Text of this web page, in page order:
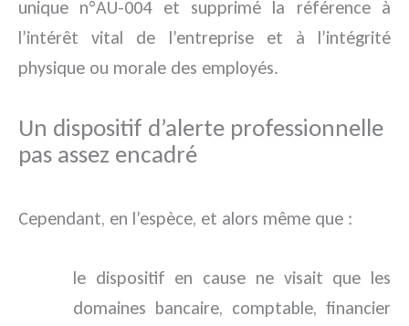
unique n°AU-004 et supprimé la référence à
l’intérêt vital de l’entreprise et à l’intégrité
physique ou morale des employés.
Un dispositif d’alerte professionnelle
pas assez encadré
Cependant, en l’espèce, et alors même que :
le dispositif en cause ne visait que les
domaines bancaire, comptable, financier